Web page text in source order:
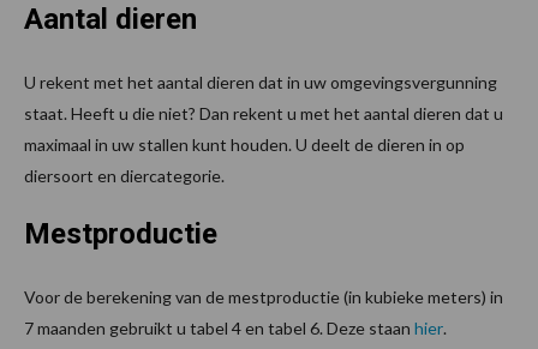
Aantal dieren
U rekent met het aantal dieren dat in uw omgevingsvergunning
staat. Heeft u die niet? Dan rekent u met het aantal dieren dat u
maximaal in uw stallen kunt houden. U deelt de dieren in op
diersoort en diercategorie.
Mestproductie
Voor de berekening van de mestproductie (in kubieke meters) in
7 maanden gebruikt u tabel 4 en tabel 6. Deze staan hier.